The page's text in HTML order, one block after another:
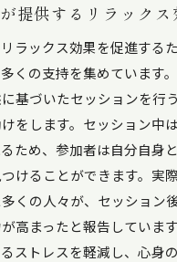
提供するリラックス
ラックス効果を促進する
くの支持を集めています
基づいたセッションを行
をします。セッション中
ため、参加者は自分自身と
けることができます。実
くの人々が、セッション
高まったと報告していま
ストレスを軽減し、心身